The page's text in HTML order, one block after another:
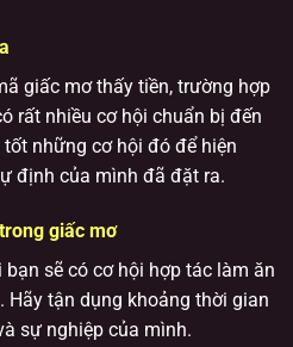
giấc mơ thấy tiền, trường hợp
rất nhiều cơ hội chuẩn bị đến
những cơ hội đó để hiện
định của mình đã đặt ra.
giấc mơ
sẽ có cơ hội hợp tác làm ăn
tận dụng khoảng thời gian
sự nghiệp của mình.